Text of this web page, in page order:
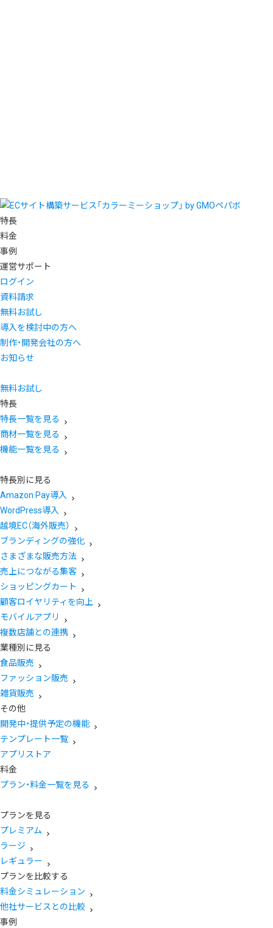
特長
料金
事例
運営サポート
ログイン
資料請求
無料お試し
導入を検討中の方へ
制作・開発会社の方へ
お知らせ
無料お試し
特長
特長一覧を見る
商材一覧を見る
機能一覧を見る
特長別に見る
Amazon Pay導入
WordPress導入
越境EC（海外販売）
ブランディングの強化
さまざまな販売方法
売上につながる集客
ショッピングカート
顧客ロイヤリティを向上
モバイルアプリ
複数店舗との連携
業種別に見る
食品販売
ファッション販売
雑貨販売
その他
開発中・提供予定の機能
テンプレート一覧
アプリストア
料金
プラン・料金一覧を見る
プランを見る
プレミアム
ラージ
レギュラー
プランを比較する
料金シミュレーション
他社サービスとの比較
事例